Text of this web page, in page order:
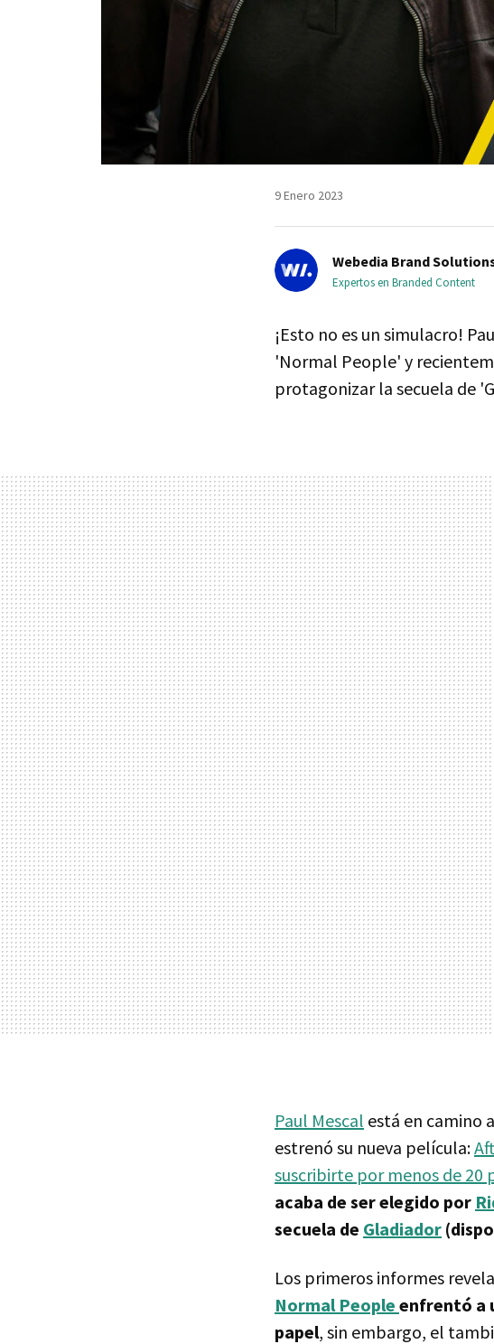
9 Enero 2023
Webedia Brand
Expertos en Branded Content
¡Esto no es un simulacro!
'Normal People' y
protagonizar la secuela de
Paul Mescal está en camino
estrenó su nueva película:
suscribirte por menos de 20
acaba de ser elegido por
secuela de Gladiador
Los primeros informes
Normal People enfrentó a
papel, sin embargo, el